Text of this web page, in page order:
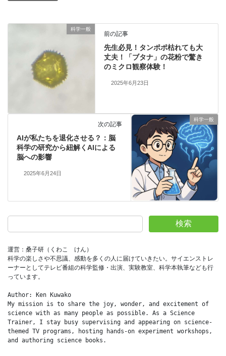
科学一般
前の記事
先生必見！タンポポ枯れても大
丈夫！「ブタナ」の花粉で驚き
のミクロ観察体験！
2025年6月23日
科学一般
次の記事
AIが私たちを退化させる？：脳
科学の研究から紐解くAIによる
脳への影響
2025年6月24日
検索
運営：桑子研（くわこ　けん）
科学の楽しさや不思議、感動を多くの人に届けていきたい。サイエンストレ
ーナーとしてテレビ番組の科学監修・出演、実験教室、科学本執筆なども行
っています。
Author: Ken Kuwako
My mission is to share the joy, wonder, and excitement of
science with as many people as possible. As a Science
Trainer, I stay busy supervising and appearing on science-
themed TV programs, hosting hands-on experiment workshops,
and authoring science books.